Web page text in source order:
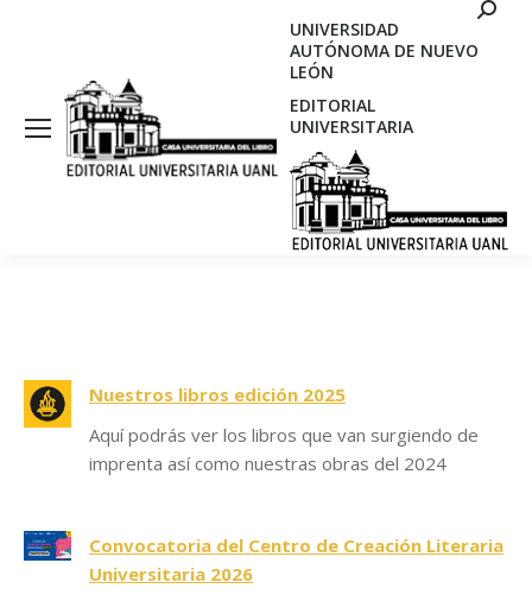
UNIVERSIDAD
AUTÓNOMA DE NUEVO
LEÓN
EDITORIAL
UNIVERSITARIA
Nuestros libros edición 2025
Aquí podrás ver los libros que van surgiendo de
imprenta así como nuestras obras del 2024
Convocatoria del Centro de Creación Literaria
Universitaria 2026